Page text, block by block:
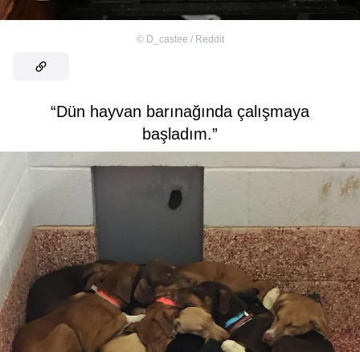
© D_castee / Reddit
“Dün hayvan barınağında çalışmaya
başladım.”